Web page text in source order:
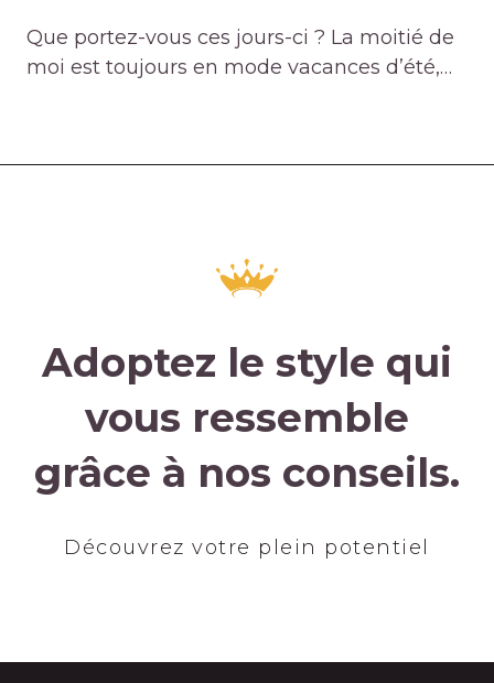
Que portez-vous ces jours-ci ? La moitié de
moi est toujours en mode vacances d’été,…
Adoptez le style qui
vous ressemble
grâce à nos conseils.
Découvrez votre plein potentiel